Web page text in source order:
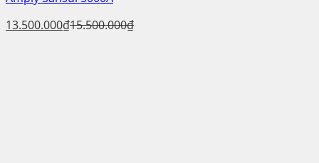
13.500.000₫15.500.000₫